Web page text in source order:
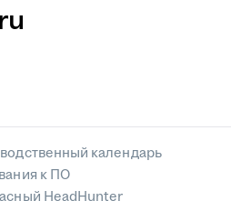
календарь
к ПО
HeadHunter